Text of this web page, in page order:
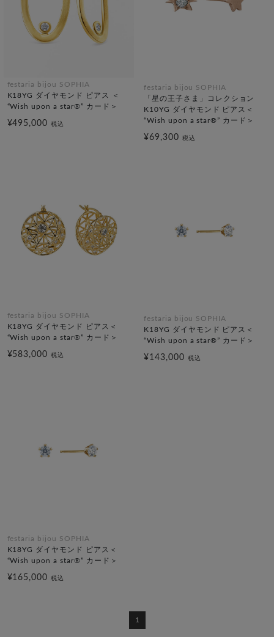
festaria bijou SOPHIA
K18YG ダイヤモンド ピアス ＜
“Wish upon a star®” カード＞
¥495,000税込
festaria bijou SOPHIA
「星の王子さま」コレクション
K10YG ダイヤモンド ピアス＜
“Wish upon a star®” カード＞
¥69,300 税込
festaria bijou SOPHIA
K18YG ダイヤモンド ピアス＜
“Wish upon a star®” カード＞
¥583,000税込
festaria bijou SOPHIA
K18YG ダイヤモンド ピアス＜
“Wish upon a star®” カード＞
¥143,000 税込
festaria bijou SOPHIA
K18YG ダイヤモンド ピアス＜
“Wish upon a star®” カード＞
¥165,000税込
1